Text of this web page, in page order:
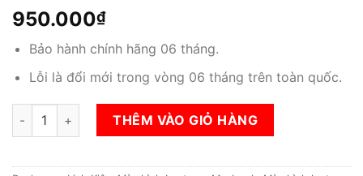
950.000₫
Bảo hành chính hãng 06 tháng.
Lỗi là đổi mới trong vòng 06 tháng trên toàn quốc.
Thay màn hình Laptop Dell Inspiron 3452 số lượng
THÊM VÀO GIỎ HÀNG